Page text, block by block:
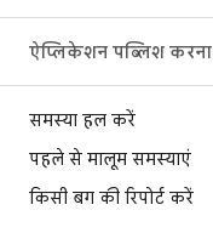
ऐप्लिकेशन पब्लिश करना
समस्या हल करें
पहले से मालूम समस्याएं
किसी बग की रिपोर्ट करें